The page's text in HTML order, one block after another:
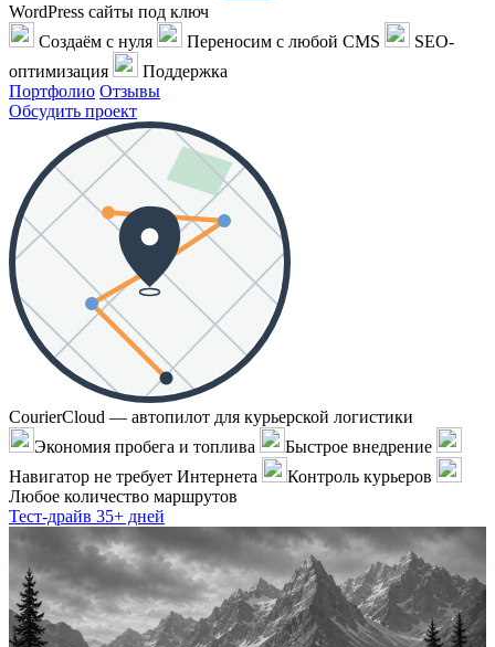
WordPress сайты под ключ
Создаём с нуля
Переносим с любой CMS
SEO-
оптимизация
Поддержка
Портфолио Отзывы
Обсудить проект
CourierCloud — автопилот для курьерской логистики
Экономия пробега и топлива
Быстрое внедрение
Навигатор не требует Интернета
Контроль курьеров
Любое количество маршрутов
Тест-драйв 35+ дней